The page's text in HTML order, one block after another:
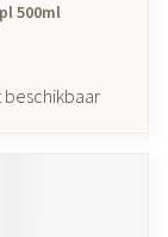
500ml
beschikbaar